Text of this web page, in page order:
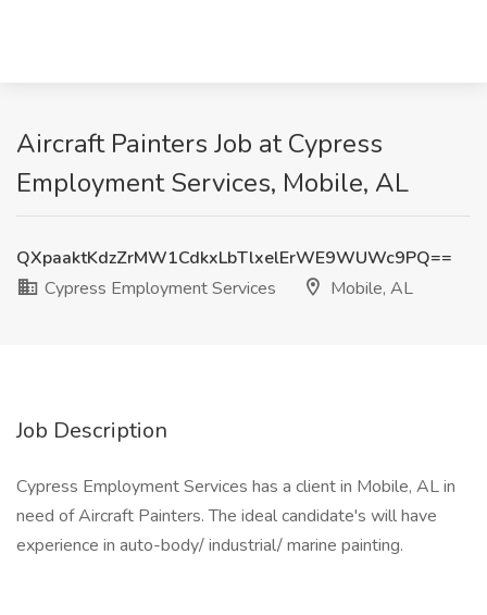
Aircraft Painters Job at Cypress
Employment Services, Mobile, AL
QXpaaktKdzZrMW1CdkxLbTlxelErWE9WUWc9PQ==
Cypress Employment Services
Mobile, AL
Job Description
Cypress Employment Services has a client in Mobile, AL in
need of Aircraft Painters. The ideal candidate's will have
experience in auto-body/ industrial/ marine painting.